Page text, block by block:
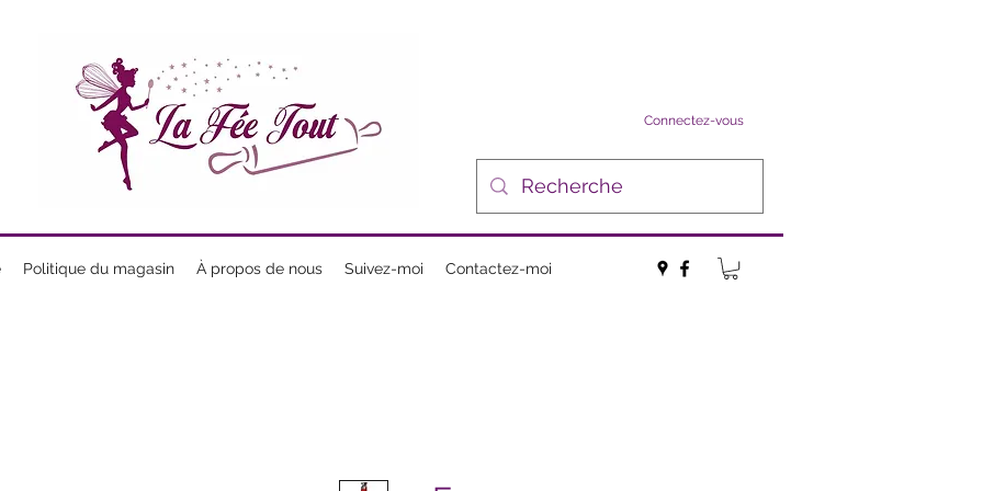
Connectez-vous
Politique du magasin À propos de nous Suivez-moi Contactez-moi